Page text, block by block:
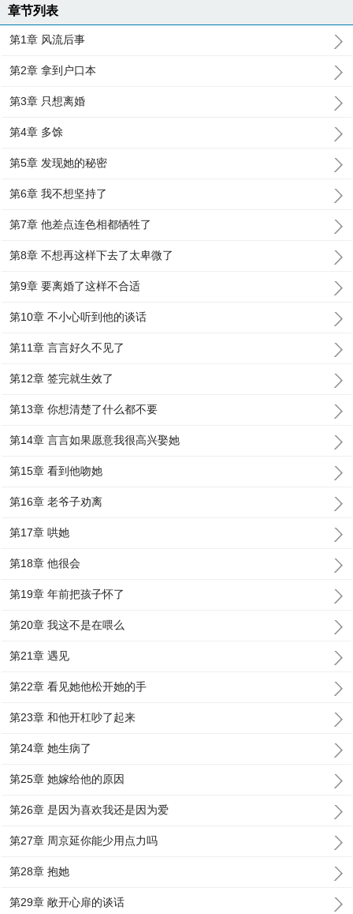
章节列表
第1章 风流后事
第2章 拿到户口本
第3章 只想离婚
第4章 多馀
第5章 发现她的秘密
第6章 我不想坚持了
第7章 他差点连色相都牺牲了
第8章 不想再这样下去了太卑微了
第9章 要离婚了这样不合适
第10章 不小心听到他的谈话
第11章 言言好久不见了
第12章 签完就生效了
第13章 你想清楚了什么都不要
第14章 言言如果愿意我很高兴娶她
第15章 看到他吻她
第16章 老爷子劝离
第17章 哄她
第18章 他很会
第19章 年前把孩子怀了
第20章 我这不是在喂么
第21章 遇见
第22章 看见她他松开她的手
第23章 和他开杠吵了起来
第24章 她生病了
第25章 她嫁给他的原因
第26章 是因为喜欢我还是因为爱
第27章 周京延你能少用点力吗
第28章 抱她
第29章 敞开心扉的谈话